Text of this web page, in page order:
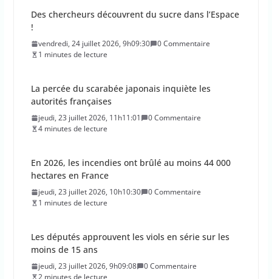
Des chercheurs découvrent du sucre dans l’Espace
!
vendredi, 24 juillet 2026, 9h09:30
0 Commentaire
1 minutes de lecture
La percée du scarabée japonais inquiète les
autorités françaises
jeudi, 23 juillet 2026, 11h11:01
0 Commentaire
4 minutes de lecture
En 2026, les incendies ont brûlé au moins 44 000
hectares en France
jeudi, 23 juillet 2026, 10h10:30
0 Commentaire
1 minutes de lecture
Les députés approuvent les viols en série sur les
moins de 15 ans
jeudi, 23 juillet 2026, 9h09:08
0 Commentaire
2 minutes de lecture